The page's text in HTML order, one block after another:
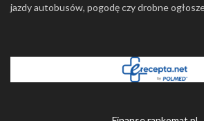
jazdy autobusów, pogodę czy drobne